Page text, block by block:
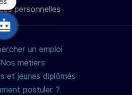
mail
personnelles
un emploi
Nos métiers
et jeunes diplômés
postuler ?
chatbot